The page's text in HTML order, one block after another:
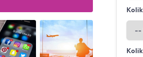
Angled view Angled view